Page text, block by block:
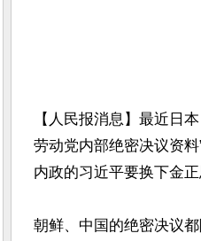
【人民报消息】最近日
劳动党内部绝密决议资
内政的习近平要换下金正
朝鲜、中国的绝密决议